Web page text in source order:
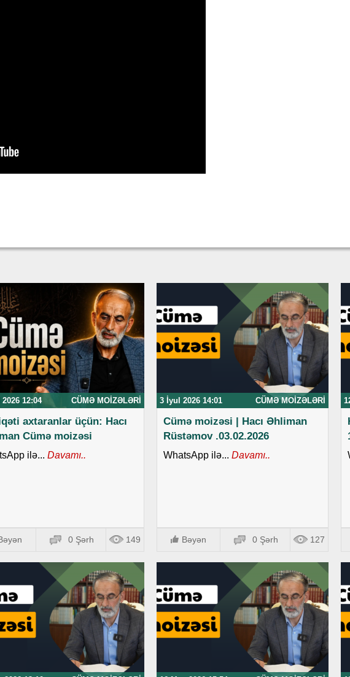
12:04 CÜMƏ MOIZƏLƏRI
axtaranlar üçün: Hacı
Cümə moizəsi
ilə... Davamı..
0 Şərh 149
3 İyul 2026 14:01 CÜMƏ MOIZƏLƏRI
Cümə moizəsi | Hacı Əhliman
Rüstəmov .03.02.2026
WhatsApp ilə... Davamı..
Bəyən 0 Şərh 127